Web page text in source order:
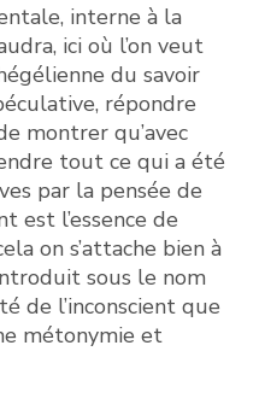
interne à la
ici où l’on veut
du savoir
répondre
montrer qu’avec
tout ce qui a été
par la pensée de
est l’essence de
on s’attache bien à
sous le nom
de l’inconscient que
métonymie et